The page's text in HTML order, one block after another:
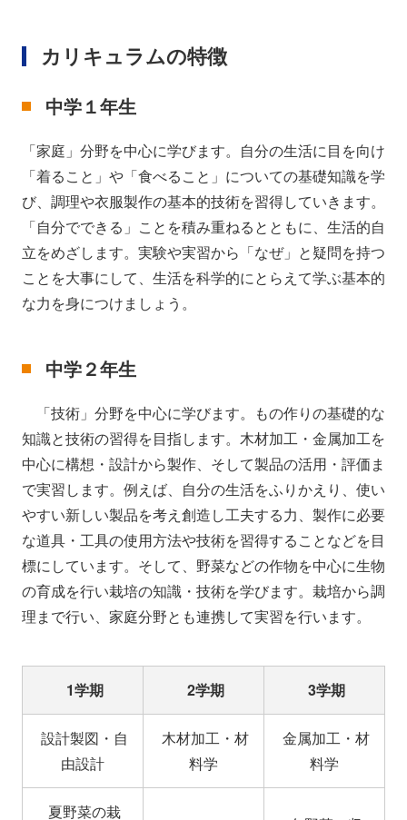
カリキュラムの特徴
中学１年生
「家庭」分野を中心に学びます。自分の生活に目を向け
「着ること」や「食べること」についての基礎知識を学
び、調理や衣服製作の基本的技術を習得していきます。
「自分でできる」ことを積み重ねるとともに、生活的自
立をめざします。実験や実習から「なぜ」と疑問を持つ
ことを大事にして、生活を科学的にとらえて学ぶ基本的
な力を身につけましょう。
中学２年生
「技術」分野を中心に学びます。もの作りの基礎的な
知識と技術の習得を目指します。木材加工・金属加工を
中心に構想・設計から製作、そして製品の活用・評価ま
で実習します。例えば、自分の生活をふりかえり、使い
やすい新しい製品を考え創造し工夫する力、製作に必要
な道具・工具の使用方法や技術を習得することなどを目
標にしています。そして、野菜などの作物を中心に生物
の育成を行い栽培の知識・技術を学びます。栽培から調
理まで行い、家庭分野とも連携して実習を行います。
1学期 2学期 3学期
設計製図・自
由設計
木材加工・材
料学
金属加工・材
料学
夏野菜の栽